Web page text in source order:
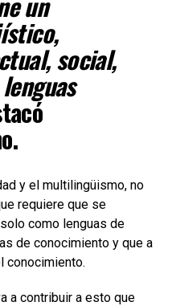
social,
y el multilingüismo, no
requiere que se
como lenguas de
de conocimiento y que a
conocimiento.
a contribuir a esto que